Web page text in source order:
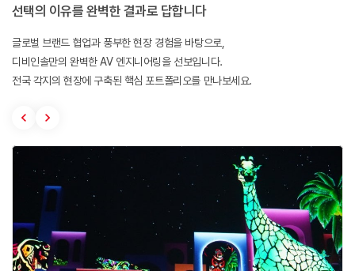
선택의 이유를 완벽한 결과로 답합니다
글로벌 브랜드 협업과 풍부한 현장 경험을 바탕으로,
디비인솔만의 완벽한 AV 엔지니어링을 선보입니다.
전국 각지의 현장에 구축된 핵심 포트폴리오를 만나보세요.